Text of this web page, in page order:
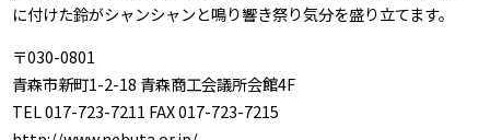
に付けた鈴がシャンシャンと鳴り響き祭り気分を盛り立てます。
〒030-0801
青森市新町1-2-18 青森商工会議所会館4F
TEL 017-723-7211 FAX 017-723-7215